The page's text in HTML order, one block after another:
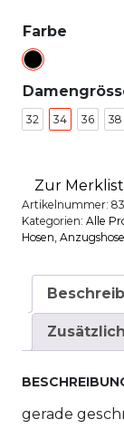
Farbe
32 34 36 38
Zur
Artikelnummer:
Kategorien: Alle
Hosen,
gerade